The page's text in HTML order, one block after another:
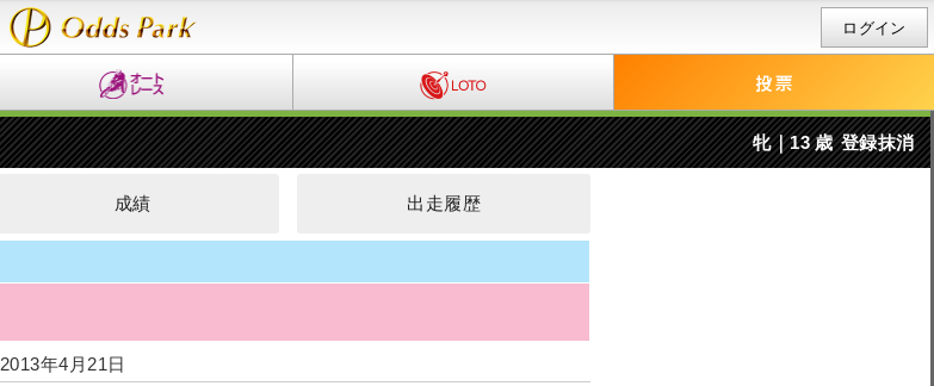
ログイン
牝｜13 歳 登録抹消
成績 出走履歴
2013年4月21日